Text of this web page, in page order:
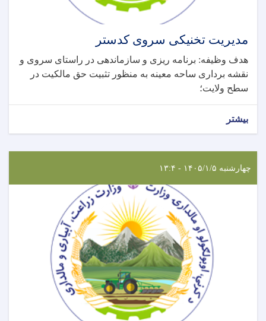
مدیریت تخنیکی سروی کدستر
هدف وظیفه: برنامه ریزی و سازماندهی در راستای سروی و
نقشه برداری ساحه معینه به منظور تثبیت حق مالکیت در
سطح ولایت؛
بیشتر
چهارشنبه ۱۴۰۵/۱/۵ - ۱۳:۴